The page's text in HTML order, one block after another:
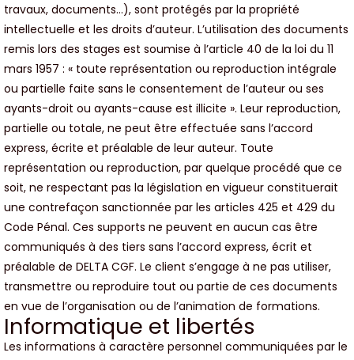
travaux, documents…), sont protégés par la propriété
intellectuelle et les droits d’auteur. L’utilisation des documents
remis lors des stages est soumise à l’article 40 de la loi du 11
mars 1957 : « toute représentation ou reproduction intégrale
ou partielle faite sans le consentement de l’auteur ou ses
ayants-droit ou ayants-cause est illicite ». Leur reproduction,
partielle ou totale, ne peut être effectuée sans l’accord
express, écrite et préalable de leur auteur. Toute
représentation ou reproduction, par quelque procédé que ce
soit, ne respectant pas la législation en vigueur constituerait
une contrefaçon sanctionnée par les articles 425 et 429 du
Code Pénal. Ces supports ne peuvent en aucun cas être
communiqués à des tiers sans l’accord express, écrit et
préalable de DELTA CGF. Le client s’engage à ne pas utiliser,
transmettre ou reproduire tout ou partie de ces documents
en vue de l’organisation ou de l’animation de formations.
Informatique et libertés
Les informations à caractère personnel communiquées par le